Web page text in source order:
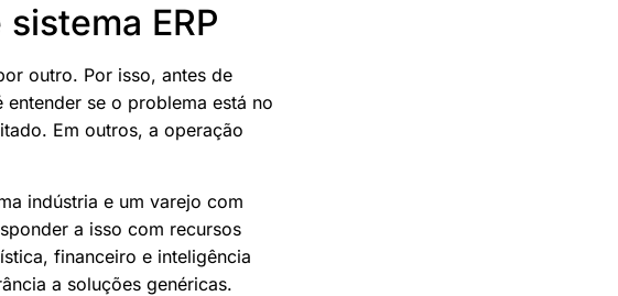
ERP
outro. Por isso, antes de
se o problema está no
Em outros, a operação
indústria e um varejo com
a isso com recursos
financeiro e inteligência
a soluções genéricas.